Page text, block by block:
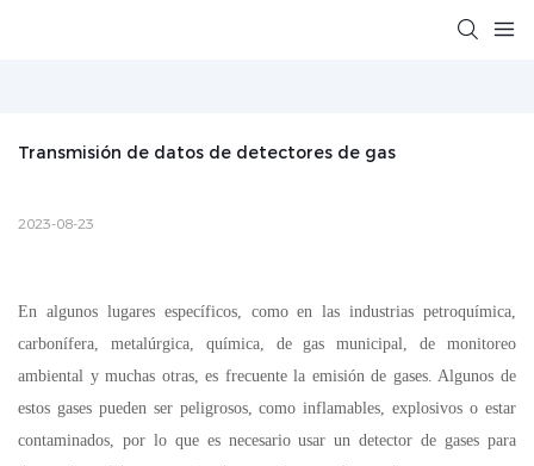
Transmisión de datos de detectores de gas
2023-08-23
En algunos lugares específicos, como en las industrias petroquímica,
carbonífera, metalúrgica, química, de gas municipal, de monitoreo
ambiental y muchas otras, es frecuente la emisión de gases. Algunos de
estos gases pueden ser peligrosos, como inflamables, explosivos o estar
contaminados, por lo que es necesario usar un detector de gases para